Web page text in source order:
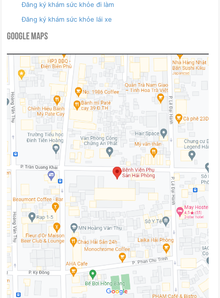
Đăng ký khám sức khỏe đi làm
Đăng ký khám sức khỏe lái xe
Google Maps